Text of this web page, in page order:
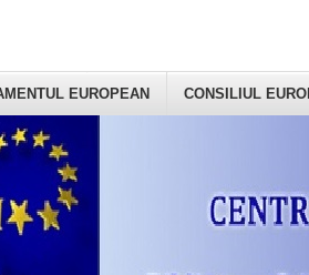
EUROPEAN CONSILIUL